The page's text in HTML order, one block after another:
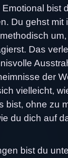
bist
Du gehst mit
Das
der
vielleicht,
bist, ohne zu
du dich auf
bist du